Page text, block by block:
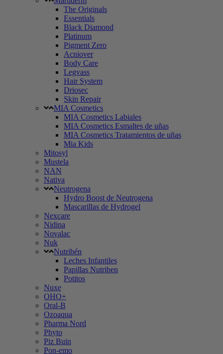
The Originals
Essentials
Black Diamond
Platinum
Pigment Zero
Acniover
Body Care
Legvass
Hair System
Driosec
Skin Repair
MIA Cosmetics
MIA Cosmetics Labiales
MIA Cosmetics Esmaltes de uñas
MIA Cosmetics Tratamientos de uñas
Mia Kids
Mitosyl
Mustela
NAN
Nativa
Neutrogena
Hydro Boost de Neutrogena
Mascarillas de Hydrogel
Nexcare
Nidina
Novalac
Nuk
Nutribén
Leches Infantiles
Papillas Nutriben
Potitos
Nuxe
OHO+
Oral-B
Ozoaqua
Pharma Nord
Phyto
Piz Buin
Pon-emo